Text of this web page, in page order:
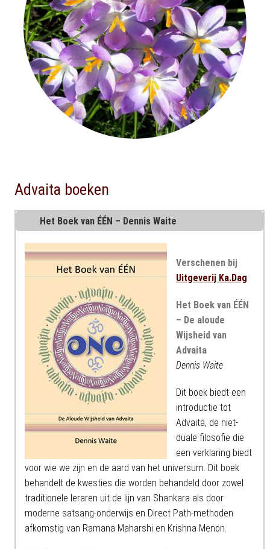
Advaita boeken
Het Boek van ÉÉN – Dennis Waite
Verschenen bij
Uitgeverij Ka.Dag
Het Boek van ÉÉN
– De aloude
Wijsheid van
Advaita
Dennis Waite
Dit boek biedt een
introductie tot
Advaita, de niet-
duale filosofie die
een verklaring biedt
voor wie we zijn en de aard van het universum. Dit boek
behandelt de kwesties die worden behandeld door zowel
traditionele leraren uit de lijn van Shankara als door
moderne satsang-onderwijs en Direct Path-methoden
afkomstig van Ramana Maharshi en Krishna Menon.